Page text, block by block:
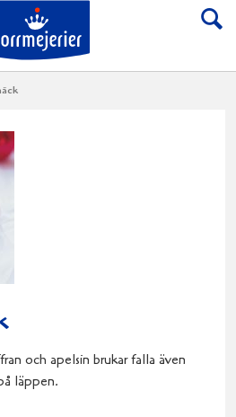
Till Norrmejerier
och apelsin brukar falla även
läppen.